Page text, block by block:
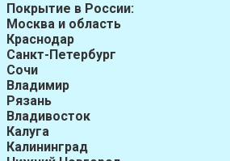
Покрытие в России:
Москва и область
Краснодар
Санкт-Петербург
Сочи
Владимир
Рязань
Владивосток
Калуга
Калининград